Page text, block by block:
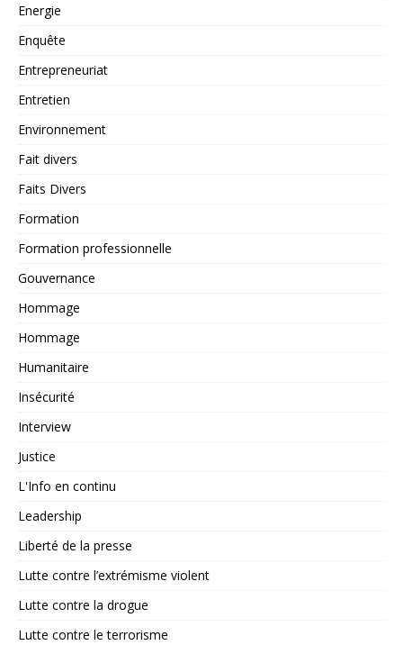
Energie
Enquête
Entrepreneuriat
Entretien
Environnement
Fait divers
Faits Divers
Formation
Formation professionnelle
Gouvernance
Hommage
Hommage
Humanitaire
Insécurité
Interview
Justice
L'Info en continu
Leadership
Liberté de la presse
Lutte contre l’extrémisme violent
Lutte contre la drogue
Lutte contre le terrorisme